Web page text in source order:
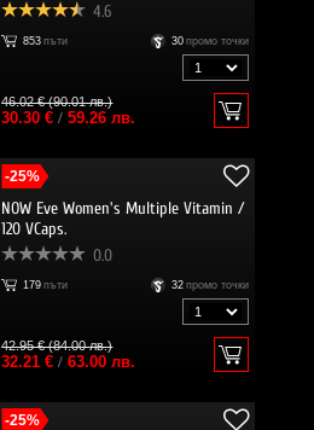
4.6
853 пъти 30 промо точки
46.02 € (90.01 лв.)
30.30 €/ 59.26 лв.
-25%
NOW Eve Women's Multiple Vitamin /
120 VCaps.
0.0
179 пъти 32 промо точки
42.95 € (84.00 лв.)
32.21 €/ 63.00 лв.
-25%